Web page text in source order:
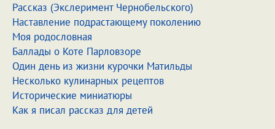
Рассказ (Экслеримент Чернобельского)
Наставление подрастающему поколению
Моя родословная
Баллады о Коте Парловзоре
Один день из жизни курочки Матильды
Несколько кулинарных рецептов
Исторические миниатюры
Как я писал рассказ для детей